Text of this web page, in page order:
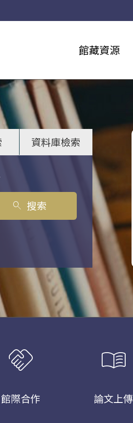
館藏資源
資料庫檢索
search 搜索
handshake
館際合作
menu_book
論文上傳